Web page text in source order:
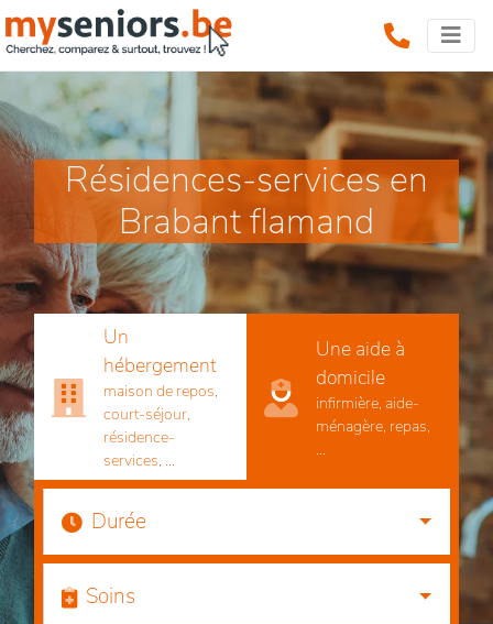
Résidences-services en
Brabant flamand
Un
hébergement
maison de repos,
court-séjour,
résidence-
services, ...
Une aide à
domicile
infirmière, aide-
ménagère, repas,
...
Durée
Soins